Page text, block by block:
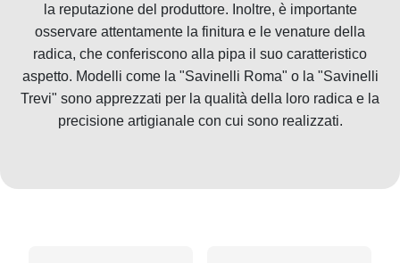
la reputazione del produttore. Inoltre, è importante
osservare attentamente la finitura e le venature della
radica, che conferiscono alla pipa il suo caratteristico
aspetto. Modelli come la "Savinelli Roma" o la "Savinelli
Trevi" sono apprezzati per la qualità della loro radica e la
precisione artigianale con cui sono realizzati.